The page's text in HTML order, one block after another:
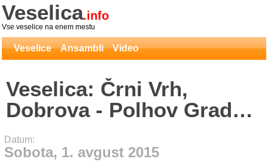
Veselica.info
Vse veselice na enem mestu
Veselice Ansambli Video
Veselica: Črni Vrh,
Dobrova - Polhov Gradec
- Ansambel Mladi Godci
Datum:
Sobota, 1. avgust 2015